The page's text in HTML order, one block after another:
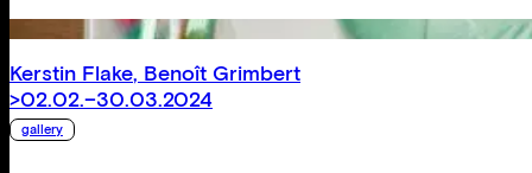
Kerstin Flake, Benoît Grimbert
>02.02.–30.03.2024
gallery